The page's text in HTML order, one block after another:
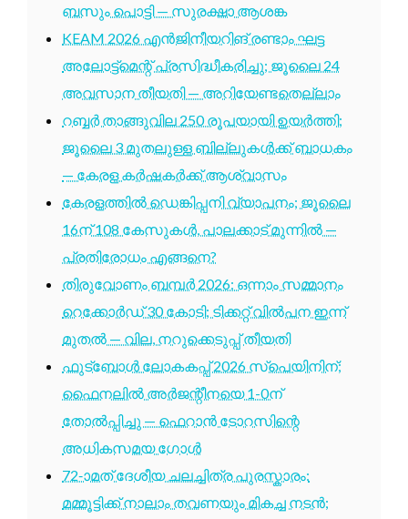
ബസും പൊട്ടി — സുരക്ഷാ ആശങ്ക
KEAM 2026 എൻജിനീയറിങ് രണ്ടാം ഘട്ട
അലോട്ട്മെന്റ് പ്രസിദ്ധീകരിച്ചു; ജൂലൈ 24
അവസാന തീയതി — അറിയേണ്ടതെല്ലാം
റബ്ബർ താങ്ങുവില 250 രൂപയായി ഉയർത്തി;
ജൂലൈ 3 മുതലുള്ള ബില്ലുകൾക്ക് ബാധകം
— കേരള കർഷകർക്ക് ആശ്വാസം
കേരളത്തിൽ ഡെങ്കിപ്പനി വ്യാപനം; ജൂലൈ
16ന് 108 കേസുകൾ, പാലക്കാട് മുന്നിൽ —
പ്രതിരോധം എങ്ങനെ?
തിരുവോണം ബമ്പർ 2026: ഒന്നാം സമ്മാനം
റെക്കോർഡ് 30 കോടി; ടിക്കറ്റ് വിൽപന ഇന്ന്
മുതൽ — വില, നറുക്കെടുപ്പ് തീയതി
ഫുട്ബോൾ ലോകകപ്പ് 2026 സ്പെയിനിന്;
ഫൈനലിൽ അർജന്റീനയെ 1-0ന്
തോൽപ്പിച്ചു — ഫെറാൻ ടോറസിന്റെ
അധികസമയ ഗോൾ
72-ാമത് ദേശീയ ചലച്ചിത്ര പുരസ്കാരം:
മമ്മൂട്ടിക്ക് നാലാം തവണയും മികച്ച നടൻ;